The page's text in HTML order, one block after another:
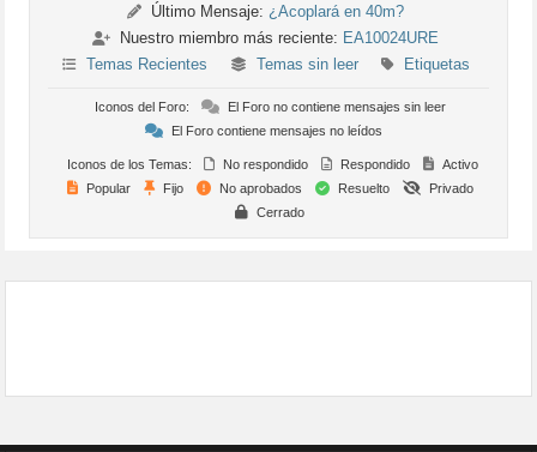
Último Mensaje: ¿Acoplará en 40m?
Nuestro miembro más reciente: EA10024URE
Temas Recientes
Temas sin leer Etiquetas
Iconos del Foro:
El Foro no contiene mensajes sin leer
El Foro contiene mensajes no leídos
Iconos de los Temas: No respondido Respondido
Activo
Popular
Fijo No aprobados Resuelto
Privado
Cerrado